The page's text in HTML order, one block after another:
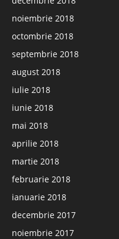
noiembrie 2018
octombrie 2018
septembrie 2018
august 2018
iulie 2018
iunie 2018
mai 2018
aprilie 2018
martie 2018
februarie 2018
ianuarie 2018
decembrie 2017
noiembrie 2017